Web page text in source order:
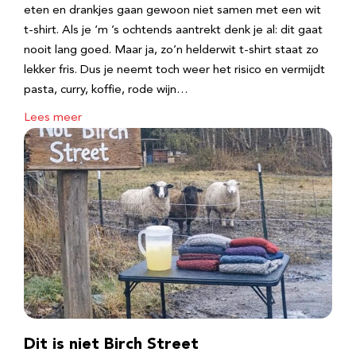
eten en drankjes gaan gewoon niet samen met een wit
t-shirt. Als je ‘m ’s ochtends aantrekt denk je al: dit gaat
nooit lang goed. Maar ja, zo’n helderwit t-shirt staat zo
lekker fris. Dus je neemt toch weer het risico en vermijdt
pasta, curry, koffie, rode wijn…
Lees meer
Dit is niet Birch Street